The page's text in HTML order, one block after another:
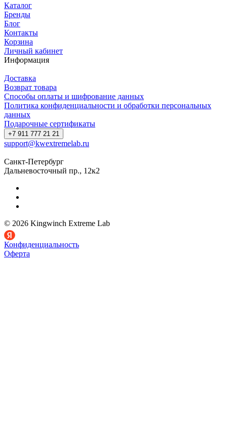
Каталог
Бренды
Блог
Контакты
Корзина
Личный кабинет
Информация
Доставка
Возврат товара
Способы оплаты и шифрование данных
Политика конфиденциальности и обработки персональных
данных
Подарочные сертификаты
+7 911 777 21 21
support@kwextremelab.ru
Санкт-Петербург
Дальневосточный пр., 12к2
© 2026 Kingwinch Extreme Lab
Конфиденциальность
Оферта